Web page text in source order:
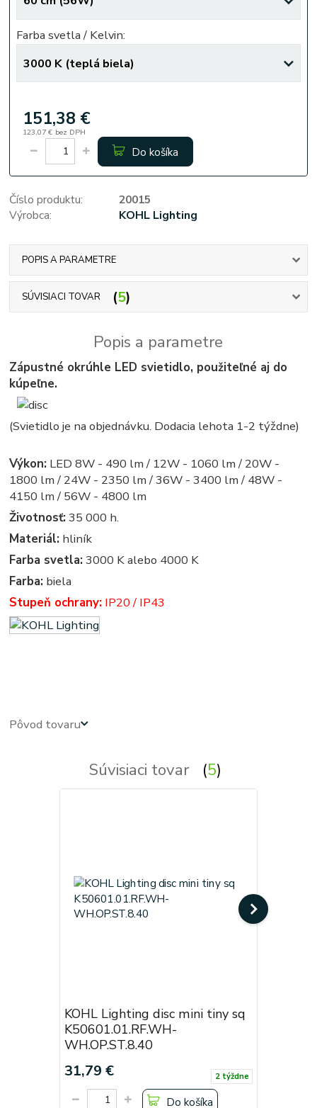
Farba svetla / Kelvin:
151,38 €
123,07 € bez DPH
Do košíka
Číslo produktu:
20015
Výrobca:
KOHL Lighting
POPIS A PARAMETRE
SÚVISIACI TOVAR 5
Popis a parametre
Zápustné okrúhle LED svietidlo, použiteľné aj do
kúpeľne.
(Svietidlo je na objednávku. Dodacia lehota 1-2 týždne)
Výkon: LED 8W - 490 lm / 12W - 1060 lm / 20W -
1800 lm / 24W - 2350 lm / 36W - 3400 lm / 48W -
4150 lm / 56W - 4800 lm
Životnosť: 35 000 h.
Materiál: hliník
Farba svetla: 3000 K alebo 4000 K
Farba: biela
Stupeň ochrany: IP20 / IP43
Pôvod tovaru
Súvisiaci tovar 5
KOHL Lighting disc mini tiny sq
K50601.01.RF.WH-
WH.OP.ST.8.40
31,79 € 2 týždne
Do košíka